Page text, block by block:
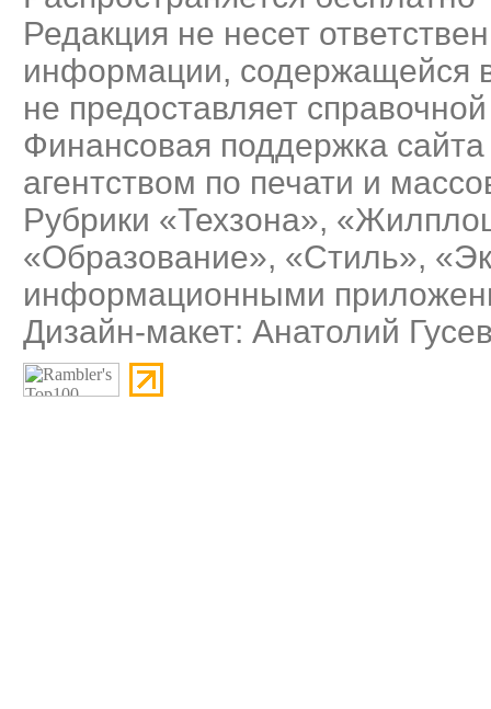
Редакция не несет
информации, содержащейся
не предоставляет
Финансовая поддержка
агентством по печати и
Рубрики «Техзона»,
«Образование», «Стиль»,
информационными
Дизайн-макет: Анатолий